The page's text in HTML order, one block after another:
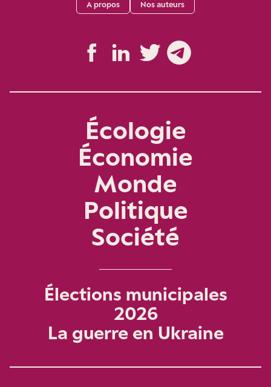
A propos Nos auteurs
Écologie
Économie
Monde
Politique
Société
Élections municipales
2026
La guerre en Ukraine